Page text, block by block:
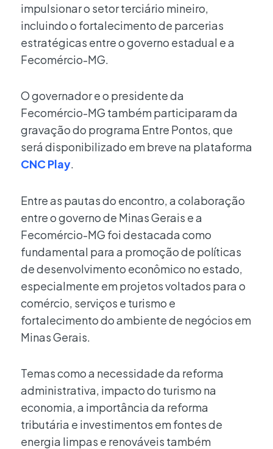
impulsionar o setor terciário mineiro,
incluindo o fortalecimento de parcerias
estratégicas entre o governo estadual e a
Fecomércio-MG.
O governador e o presidente da
Fecomércio-MG também participaram da
gravação do programa Entre Pontos, que
será disponibilizado em breve na plataforma
CNC Play.
Entre as pautas do encontro, a colaboração
entre o governo de Minas Gerais e a
Fecomércio-MG foi destacada como
fundamental para a promoção de políticas
de desenvolvimento econômico no estado,
especialmente em projetos voltados para o
comércio, serviços e turismo e
fortalecimento do ambiente de negócios em
Minas Gerais.
Temas como a necessidade da reforma
administrativa, impacto do turismo na
economia, a importância da reforma
tributária e investimentos em fontes de
energia limpas e renováveis também